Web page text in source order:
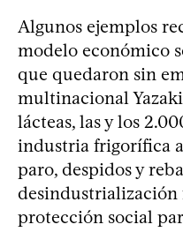
Algunos ejemplos
modelo económico
que quedaron sin
multinacional
lácteas, las y los
industria frigorífica
paro, despidos y
desindustrialización
protección social